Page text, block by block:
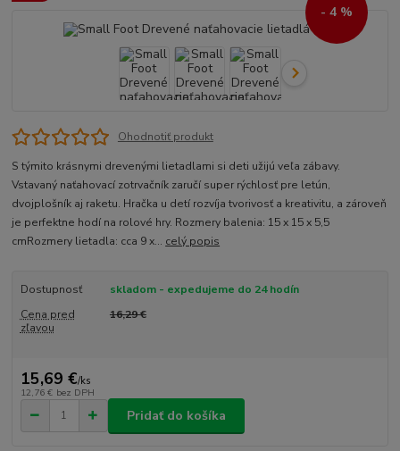
- 4 %
Ohodnotiť produkt
S týmito krásnymi drevenými lietadlami si deti užijú veľa zábavy.
Vstavaný naťahovací zotrvačník zaručí super rýchlosť pre letún,
dvojplošník aj raketu. Hračka u detí rozvíja tvorivosť a kreativitu, a zároveň
je perfektne hodí na rolové hry. Rozmery balenia: 15 x 15 x 5,5
cmRozmery lietadla: cca 9 x... celý popis
Dostupnosť
skladom - expedujeme do 24 hodín
Cena pred
zľavou
16,29 €
15,69 €/ks
12,76 € bez DPH
Pridať do košíka